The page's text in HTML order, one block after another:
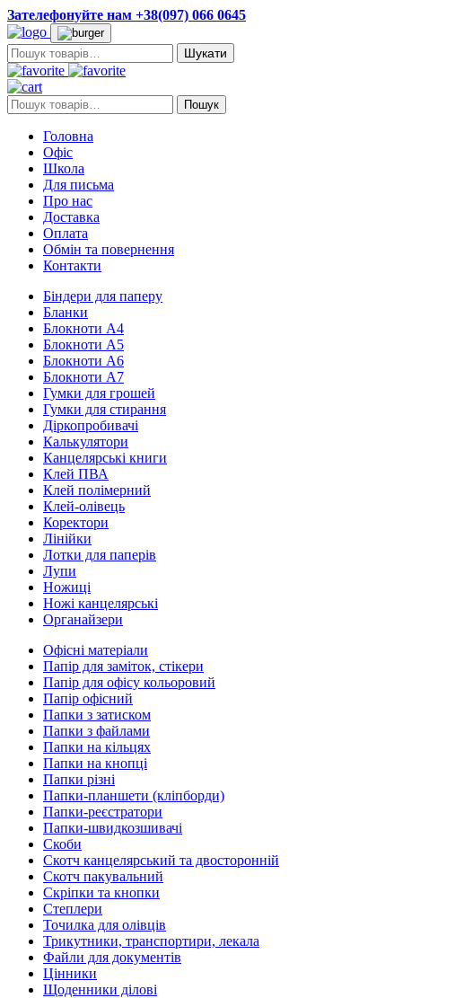
Зателефонуйте нам +38(097) 066 0645
Пошук:
Пошук: Пошук
Головна
Офіс
Школа
Для письма
Про нас
Доставка
Оплата
Обмін та повернення
Контакти
Біндери для паперу
Бланки
Блокноти А4
Блокноти А5
Блокноти А6
Блокноти А7
Гумки для грошей
Гумки для стирання
Діркопробивачі
Калькулятори
Канцелярські книги
Клей ПВА
Клей полімерний
Клей-олівець
Коректори
Лінійки
Лотки для паперів
Лупи
Ножиці
Ножі канцелярські
Органайзери
Офісні матеріали
Папір для заміток, стікери
Папір для офісу кольоровий
Папір офісний
Папки з затиском
Папки з файлами
Папки на кільцях
Папки на кнопці
Папки різні
Папки-планшети (кліпборди)
Папки-реєстратори
Папки-швидкозшивачі
Скоби
Скотч канцелярський та двосторонній
Скотч пакувальний
Скріпки та кнопки
Степлери
Точилка для олівців
Трикутники, транспортири, лекала
Файли для документів
Цінники
Щоденники ділові